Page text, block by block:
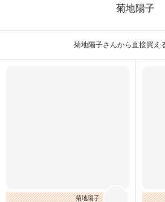
菊地陽子
菊地陽子さんから直接買え
菊地陽子